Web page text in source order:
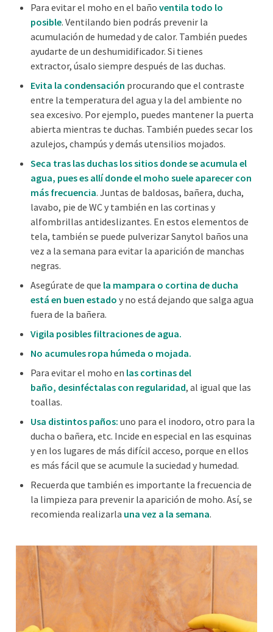
Para evitar el moho en el baño ventila todo lo
posible. Ventilando bien podrás prevenir la
acumulación de humedad y de calor. También puedes
ayudarte de un deshumidificador. Si tienes
extractor, úsalo siempre después de las duchas.
Evita la condensación procurando que el contraste
entre la temperatura del agua y la del ambiente no
sea excesivo. Porejemplo, puedes mantener la puerta
abierta mientras te duchas. También puedes secar los
azulejos, champús y demás utensilios mojados.
Seca tras las duchas los sitios dondese acumula el
agua, pues es allí dondeel moho suele aparecer con
más frecuencia. Juntas de baldosas, bañera, ducha,
lavabo, pie de WC y también en las cortinas y
alfombrillas antideslizantes. En estos elementos de
tela, también se puede pulverizarSanytol baños una
vez a la semana para evitar la aparición de manchas
negras.
Asegúrate de que la mampara o cortina de ducha
está en buen estado y no está dejando que salga agua
fuera de la bañera.
Vigila posibles filtraciones de agua.
No acumules ropa húmeda o mojada.
Para evitar el moho en las cortinas del
baño, desinféctalas con regularidad, al igual que las
toallas.
Usa distintos paños: uno para el inodoro, otro para la
ducha o bañera, etc. Incide en especial en las esquinas
y en los lugares de más difícil acceso, porque en ellos
es más fácil que se acumule la suciedad y humedad.
Recuerda que también es importante la frecuencia de
la limpieza para prevenir la aparición de moho. Así, se
recomienda realizarla una vez a la semana.